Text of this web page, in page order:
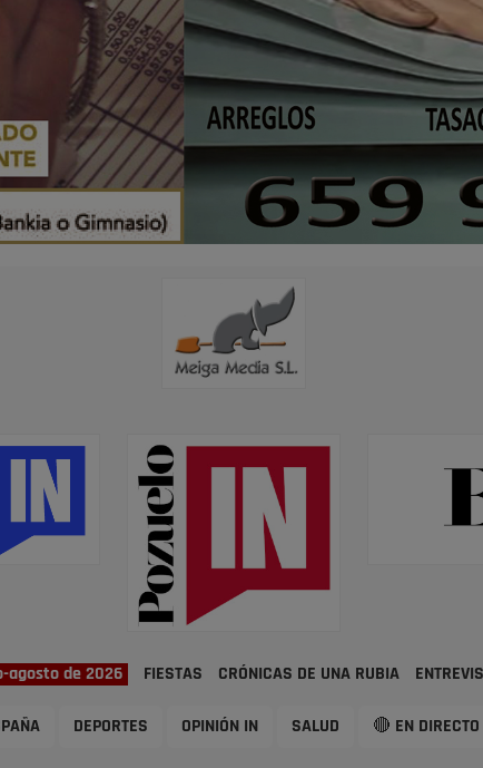
agosto de 2026 FIESTAS CRÓNICAS DE UNA RUBIA
DEPORTES OPINIÓN IN SALUD 🔴 EN DIRECTO